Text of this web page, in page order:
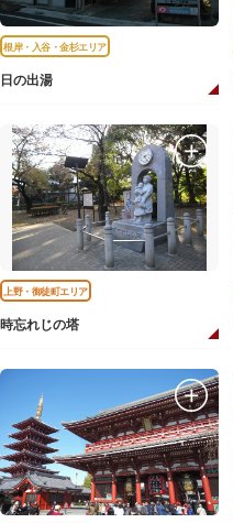
根岸・入谷・金杉エリア
日の出湯
上野・御徒町エリア
時忘れじの塔